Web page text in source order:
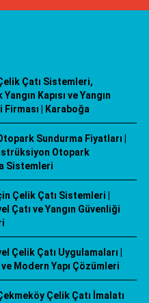
Çatı Sistemleri,
Kapısı ve Yangın
Firması | Karaboğa
Sundurma Fiyatları |
Otopark
Sistemleri
Çelik Çatı Sistemleri |
Çatı ve Yangın Güvenliği
Çelik Çatı Uygulamaları |
ve Modern Yapı Çözümleri
Çelik Çatı İmalatı